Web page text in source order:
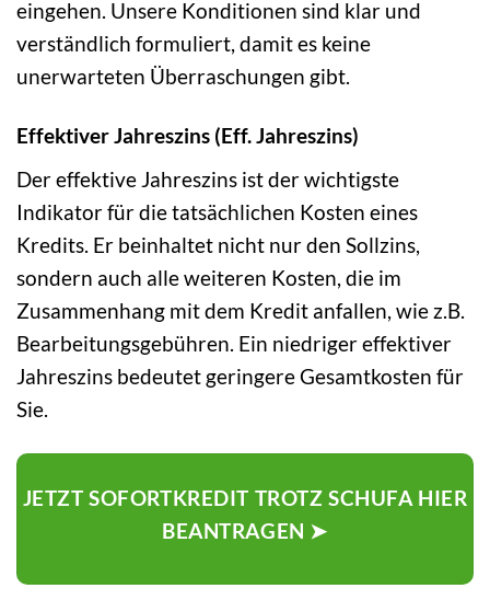
eingehen. Unsere Konditionen sind klar und
verständlich formuliert, damit es keine
unerwarteten Überraschungen gibt.
Effektiver Jahreszins (Eff. Jahreszins)
Der effektive Jahreszins ist der wichtigste
Indikator für die tatsächlichen Kosten eines
Kredits. Er beinhaltet nicht nur den Sollzins,
sondern auch alle weiteren Kosten, die im
Zusammenhang mit dem Kredit anfallen, wie z.B.
Bearbeitungsgebühren. Ein niedriger effektiver
Jahreszins bedeutet geringere Gesamtkosten für
Sie.
JETZT SOFORTKREDIT TROTZ SCHUFA HIER
BEANTRAGEN ➤